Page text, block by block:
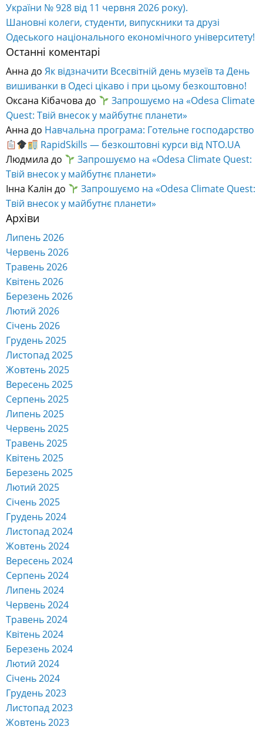
України № 928 від 11 червня 2026 року).
Шановні колеги, студенти, випускники та друзі
Одеського національного економічного університету!
Останні коментарі
Анна до Як відзначити Всесвітній день музеїв та День
вишиванки в Одесі цікаво і при цьому безкоштовно!
Оксана Кібачова до
Запрошуємо на «Odesa Climate
Quest: Твій внесок у майбутнє планети»
Анна до Навчальна програма: Готельне господарство
RapidSkills — безкоштовні курси від NTO.UA
Людмила до
Запрошуємо на «Odesa Climate Quest:
Твій внесок у майбутнє планети»
Інна Калін до
Запрошуємо на «Odesa Climate Quest:
Твій внесок у майбутнє планети»
Архіви
Липень 2026
Червень 2026
Травень 2026
Квітень 2026
Березень 2026
Лютий 2026
Січень 2026
Грудень 2025
Листопад 2025
Жовтень 2025
Вересень 2025
Серпень 2025
Липень 2025
Червень 2025
Травень 2025
Квітень 2025
Березень 2025
Лютий 2025
Січень 2025
Грудень 2024
Листопад 2024
Жовтень 2024
Вересень 2024
Серпень 2024
Липень 2024
Червень 2024
Травень 2024
Квітень 2024
Березень 2024
Лютий 2024
Січень 2024
Грудень 2023
Листопад 2023
Жовтень 2023